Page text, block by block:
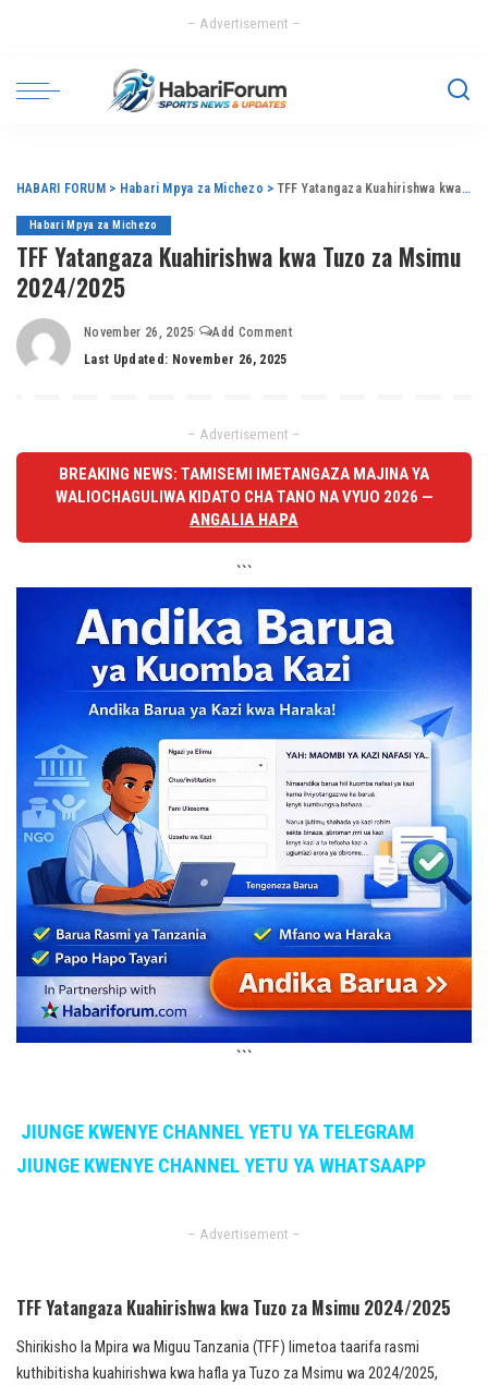
– Advertisement –
HABARI FORUM > Habari Mpya za Michezo > TFF Yatangaza Kuahirishwa kwa Tuzo za Msimu 2024/2025
Habari Mpya za Michezo
TFF Yatangaza Kuahirishwa kwa Tuzo za Msimu
2024/2025
November 26, 2025
Add Comment
Last Updated: November 26, 2025
– Advertisement –
BREAKING NEWS: TAMISEMI IMETANGAZA MAJINA YA
WALIOCHAGULIWA KIDATO CHA TANO NA VYUO 2026 —
ANGALIA HAPA
```
```
JIUNGE KWENYE CHANNEL YETU YA TELEGRAM
JIUNGE KWENYE CHANNEL YETU YA WHATSAAPP
– Advertisement –
TFF Yatangaza Kuahirishwa kwa Tuzo za Msimu 2024/2025
Shirikisho la Mpira wa Miguu Tanzania (TFF) limetoa taarifa rasmi
kuthibitisha kuahirishwa kwa hafla ya Tuzo za Msimu wa 2024/2025,